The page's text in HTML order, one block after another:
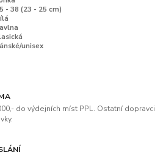
- 38 (23 - 25 cm)
unisex
do výdejních míst PPL. Ostatní dopravci